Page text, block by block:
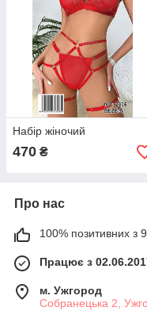
Набір жіночий
470 ₴
Про нас
100% позитивних з
Працює з
м. Ужгород
Собранецька 2,